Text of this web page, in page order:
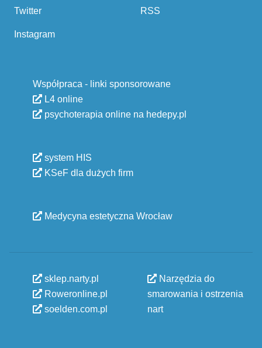
Twitter
Instagram
RSS
Współpraca - linki sponsorowane
L4 online
psychoterapia online na hedepy.pl
system HIS
KSeF dla dużych firm
Medycyna estetyczna Wrocław
sklep.narty.pl
Roweronline.pl
soelden.com.pl
Narzędzia do
smarowania i ostrzenia
nart